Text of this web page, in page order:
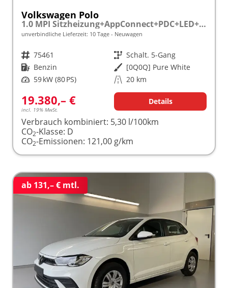
Volkswagen Polo
1.0 MPI Sitzheizung+AppConnect+PDC+LED+Touch+Lichtsensor+MultiLenkrad
unverbindliche Lieferzeit: 10 Tage Neuwagen
Fahrzeugnr. 75461 Getriebe Schalt. 5-Gang
Kraftstoff Benzin Außenfarbe [0Q0Q] Pure White
Leistung 59 kW (80 PS) Kilometerstand 20 km
19.380,– €
incl. 19% MwSt.
Details
Verbrauch kombiniert: 5,30 l/100km
CO2-Klasse: D
CO2-Emissionen: 121,00 g/km
ab 131,– € mtl.